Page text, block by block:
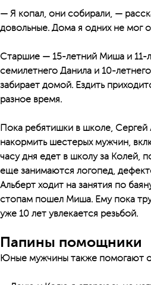
— Я копал, они собирали, —
довольные. Дома я одних не мог
Старшие — 15-летний Миша и 11-
семилетнего Данила и 10-
забирает домой. Ездить
разное время.
Пока ребятишки в школе, Сергей
накормить шестерых мужчин,
часу дня едет в школу за
еще занимаются логопед,
Альберт ходит на занятия по
стопам пошел Миша. Ему пока
уже 10 лет увлекается резьбой.
Папины помощники
Юные мужчины также помогают